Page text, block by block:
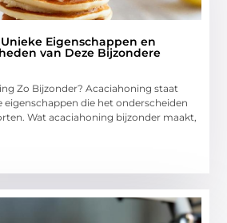
Eigenschappen en
van Deze Bijzondere
Zo Bijzonder? Acaciahoning staat
eigenschappen die het onderscheiden
Wat acaciahoning bijzonder maakt,